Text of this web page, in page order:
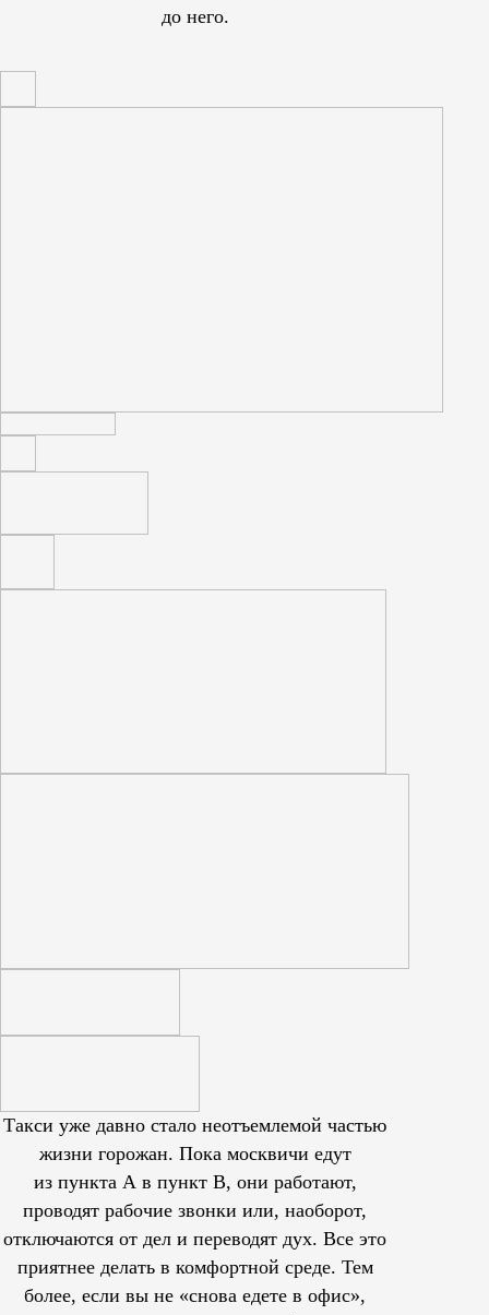
до него.
Такси уже давно стало неотъемлемой частью
жизни горожан. Пока москвичи едут
из пункта А в пункт В, они работают,
проводят рабочие звонки или, наоборот,
отключаются от дел и переводят дух. Все это
приятнее делать в комфортной среде. Тем
более, если вы не «снова едете в офис»,